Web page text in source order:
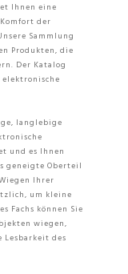
Ihnen eine
der
Sammlung
Produkten, die
Der Katalog
langlebige
und es Ihnen
geneigte Oberteil
Ihrer
um kleine
Fachs können Sie
wiegen,
Lesbarkeit des